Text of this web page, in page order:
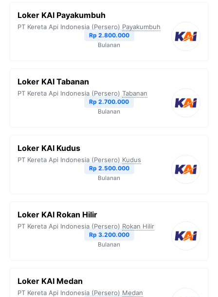
Loker KAI Payakumbuh
PT Kereta Api Indonesia (Persero) Payakumbuh
Rp 2.800.000
Bulanan
Loker KAI Tabanan
PT Kereta Api Indonesia (Persero) Tabanan
Rp 2.700.000
Bulanan
Loker KAI Kudus
PT Kereta Api Indonesia (Persero) Kudus
Rp 2.500.000
Bulanan
Loker KAI Rokan Hilir
PT Kereta Api Indonesia (Persero) Rokan Hilir
Rp 3.200.000
Bulanan
Loker KAI Medan
PT Kereta Api Indonesia (Persero) Medan